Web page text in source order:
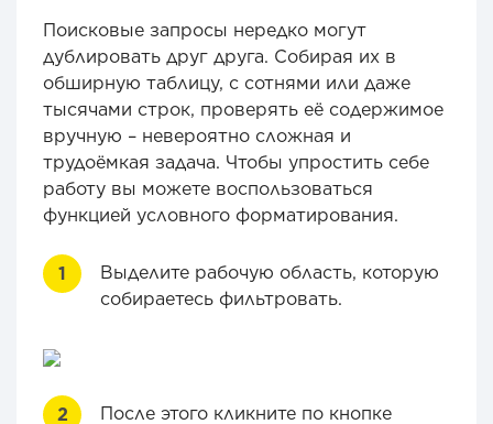
Поисковые запросы нередко могут
дублировать друг друга. Собирая их в
обширную таблицу, с сотнями или даже
тысячами строк, проверять её содержимое
вручную – невероятно сложная и
трудоёмкая задача. Чтобы упростить себе
работу вы можете воспользоваться
функцией условного форматирования.
Выделите рабочую область, которую
собираетесь фильтровать.
После этого кликните по кнопке